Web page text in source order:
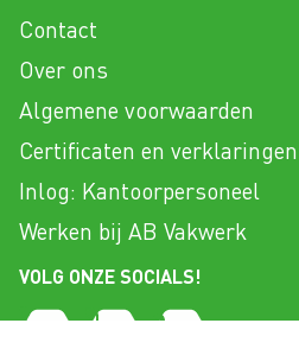
Contact
Over ons
Algemene voorwaarden
Certificaten en verklaringen
Inlog: Kantoorpersoneel
Werken bij AB Vakwerk
VOLG ONZE SOCIALS!